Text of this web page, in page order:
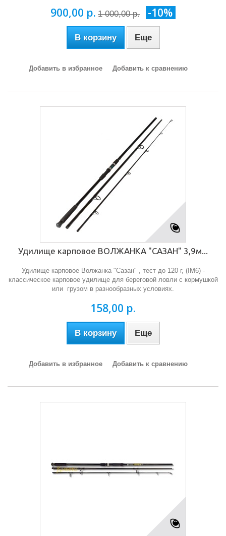
900,00 р. 1 000,00 р. -10%
В корзину Еще
Добавить в избранное Добавить к сравнению
Удилище карповое ВОЛЖАНКА "САЗАН" 3,9м...
Удилище карповое Волжанка "Сазан" , тест до 120 г, (IM6) -
классическое карповое удилище для береговой ловли с кормушкой
или грузом в разнообразных условиях.
158,00 р.
В корзину Еще
Добавить в избранное Добавить к сравнению